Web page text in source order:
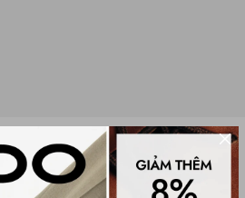
CAO NỮ YULIE